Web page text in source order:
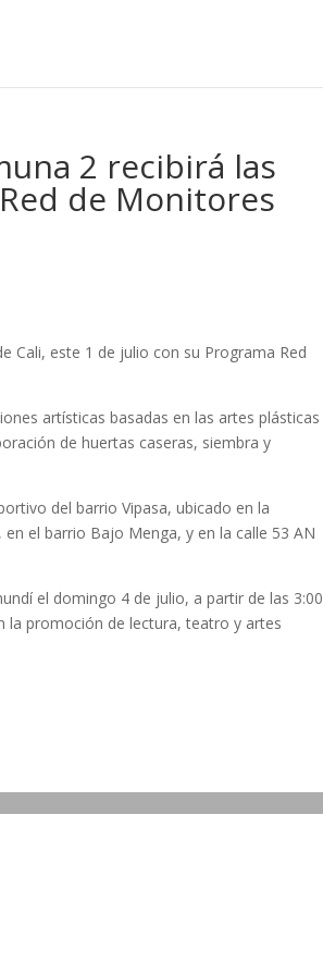
2 recibirá las
de Monitores
Cali, este 1 de julio con su Programa Red
artísticas basadas en las artes plásticas
de huertas caseras, siembra y
del barrio Vipasa, ubicado en la
el barrio Bajo Menga, y en la calle 53 AN
el domingo 4 de julio, a partir de las 3:00
la promoción de lectura, teatro y artes